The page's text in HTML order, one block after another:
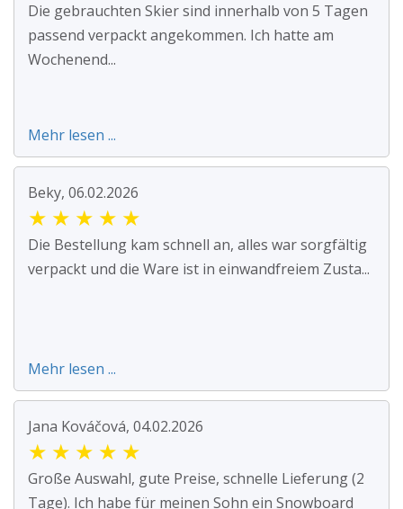
Die gebrauchten Skier sind innerhalb von 5 Tagen
passend verpackt angekommen. Ich hatte am
Wochenend...
Mehr lesen ...
Beky, 06.02.2026
★ ★ ★ ★ ★
Die Bestellung kam schnell an, alles war sorgfältig
verpackt und die Ware ist in einwandfreiem Zusta...
Mehr lesen ...
Jana Kováčová, 04.02.2026
★ ★ ★ ★ ★
Große Auswahl, gute Preise, schnelle Lieferung (2
Tage). Ich habe für meinen Sohn ein Snowboard